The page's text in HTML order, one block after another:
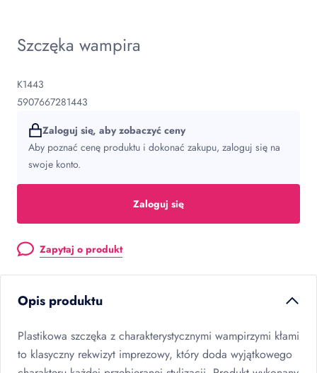
Szczęka wampira
K1443
5907667281443
Zaloguj się, aby zobaczyć ceny
Aby poznać cenę produktu i dokonać zakupu, zaloguj się na
swoje konto.
Zaloguj się
Zapytaj o produkt
Opis produktu
Plastikowa szczęka z charakterystycznymi wampirzymi kłami
to klasyczny rekwizyt imprezowy, który doda wyjątkowego